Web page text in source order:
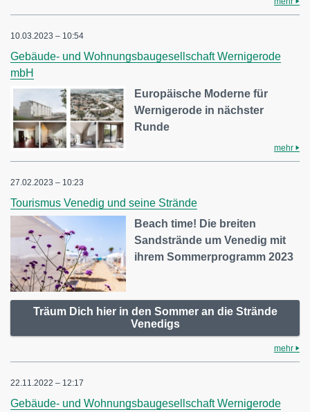
10.03.2023 – 10:54
Gebäude- und Wohnungsbaugesellschaft Wernigerode
mbH
Europäische Moderne für
Wernigerode in nächster
Runde
mehr
27.02.2023 – 10:23
Tourismus Venedig und seine Strände
Beach time! Die breiten
Sandstrände um Venedig mit
ihrem Sommerprogramm 2023
Träum Dich hier in den Sommer an die Strände
Venedigs
mehr
22.11.2022 – 12:17
Gebäude- und Wohnungsbaugesellschaft Wernigerode